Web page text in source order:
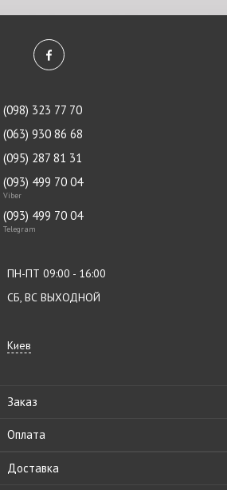
(098) 323 77 70
(063) 930 86 68
(095) 287 81 31
(093) 499 70 04
Viber
(093) 499 70 04
Telegram
ПН-ПТ 09:00 - 16:00
СБ, ВС ВЫХОДНОЙ
Киев
Заказ
Оплата
Доставка